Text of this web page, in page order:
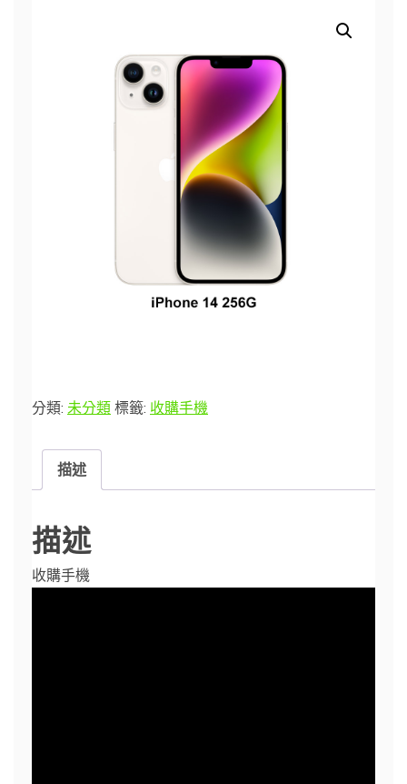
分類: 未分類 標籤: 收購手機
描述
描述
收購手機